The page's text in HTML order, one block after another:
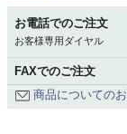
お電話でのご注文
お客様専用ダイヤル
FAXでのご注文
商品についての